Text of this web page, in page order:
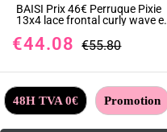
BAISI Prix 46€ Perruque Pixie
13x4 lace frontal curly wave en
Cheveux Humains
€44.08 €55.80
48H TVA 0€ Promotion